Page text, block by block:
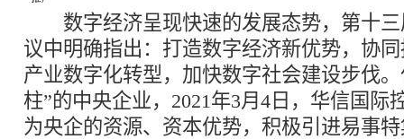
数字经济呈现快速的发展态势，第十三
议中明确指出：打造数字经济新优势，协
产业数字化转型，加快数字社会建设步伐
柱”的中央企业，2021年3月4日，华信国际
为央企的资源、资本优势，积极引进易事